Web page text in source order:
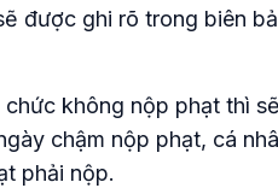
được ghi rõ trong biên
không nộp phạt thì
chậm nộp phạt, cá
phải nộp.